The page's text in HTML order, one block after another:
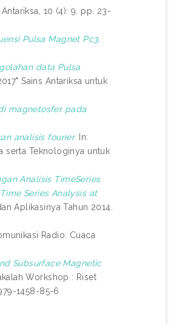
10 (4): 9. pp. 23-
Pulsa Magnet Pc3.
data Pulsa
Sains Antariksa untuk
magnetosfer pada
analisis fourier. In:
serta Teknologinya untuk
Analisis TimeSeries
Series Analysis at
Aplikasinya Tahun 2014.
Radio: Cuaca
Subsurface Magnetic
Workshop : Riset
1458-85-6